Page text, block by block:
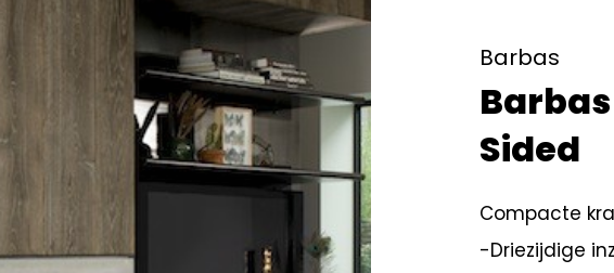
Barbas
Sided
Compacte
-Driezijdige